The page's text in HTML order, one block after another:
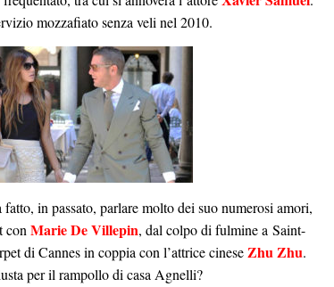
mozzafiato senza veli nel 2010.
fatto, in passato, parlare molto dei suo numerosi amori,
con Marie De Villepin, dal colpo di fulmine a Saint-
di Cannes in coppia con l’attrice cineseZhu Zhu.
per il rampollo di casa Agnelli?